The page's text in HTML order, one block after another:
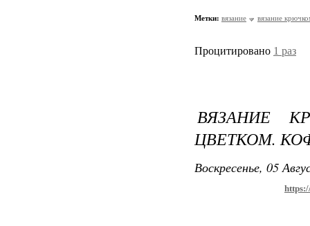
Метки: вязание вязание
Процитировано 1 раз
ВЯЗАНИЕ
ЦВЕТКОМ.
Воскресенье, 05